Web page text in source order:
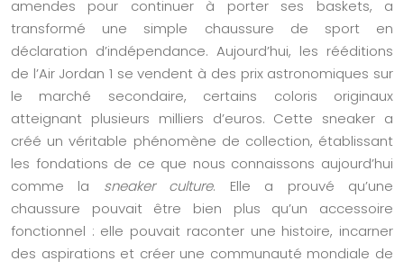
amendes pour continuer à porter ses baskets, a
transformé une simple chaussure de sport en
déclaration d’indépendance. Aujourd’hui, les rééditions
de l’Air Jordan 1 se vendent à des prix astronomiques sur
le marché secondaire, certains coloris originaux
atteignant plusieurs milliers d’euros. Cette sneaker a
créé un véritable phénomène de collection, établissant
les fondations de ce que nous connaissons aujourd’hui
comme la sneaker culture. Elle a prouvé qu’une
chaussure pouvait être bien plus qu’un accessoire
fonctionnel : elle pouvait raconter une histoire, incarner
des aspirations et créer une communauté mondiale de